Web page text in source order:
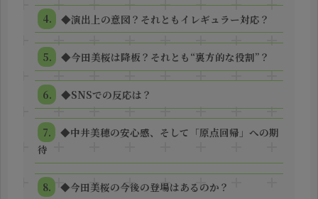
◆演出上の意図？それともイレギュラー対応？
◆今田美桜は降板？それとも“裏方的な役割”？
◆SNSでの反応は？
◆中井美穂の安心感、そして「原点回帰」への期
待
◆今田美桜の今後の登場はあるのか？